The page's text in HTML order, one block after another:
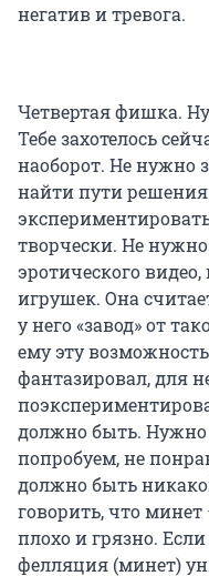
негатив и тревога.
Четвертая фишка.
Тебе захотелось
наоборот. Не нужно
найти пути
творчески. Не
эротического
игрушек. Она
у него «завод» от
ему эту
фантазировал, для
должно быть. Нужно
попробуем, не
должно быть
говорить, что минет
плохо и грязно.
фелляция (минет)